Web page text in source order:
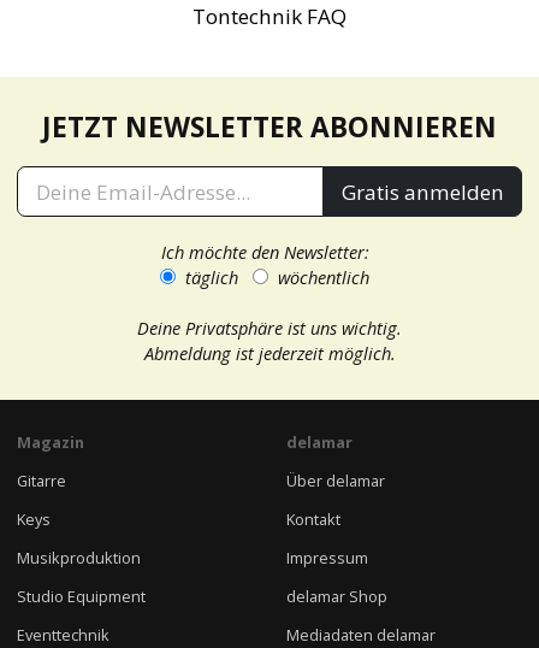
Tontechnik FAQ
JETZT NEWSLETTER ABONNIEREN
Gratis anmelden
Ich möchte den Newsletter:
täglich
wöchentlich
Deine Privatsphäre ist uns wichtig.
Abmeldung ist jederzeit möglich.
Magazin
Gitarre
Keys
Musikproduktion
Studio Equipment
Eventtechnik
delamar
Über delamar
Kontakt
Impressum
delamar Shop
Mediadaten delamar